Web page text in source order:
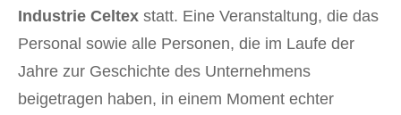
Industrie Celtex statt. Eine Veranstaltung, die das
Personal sowie alle Personen, die im Laufe der
Jahre zur Geschichte des Unternehmens
beigetragen haben, in einem Moment echter